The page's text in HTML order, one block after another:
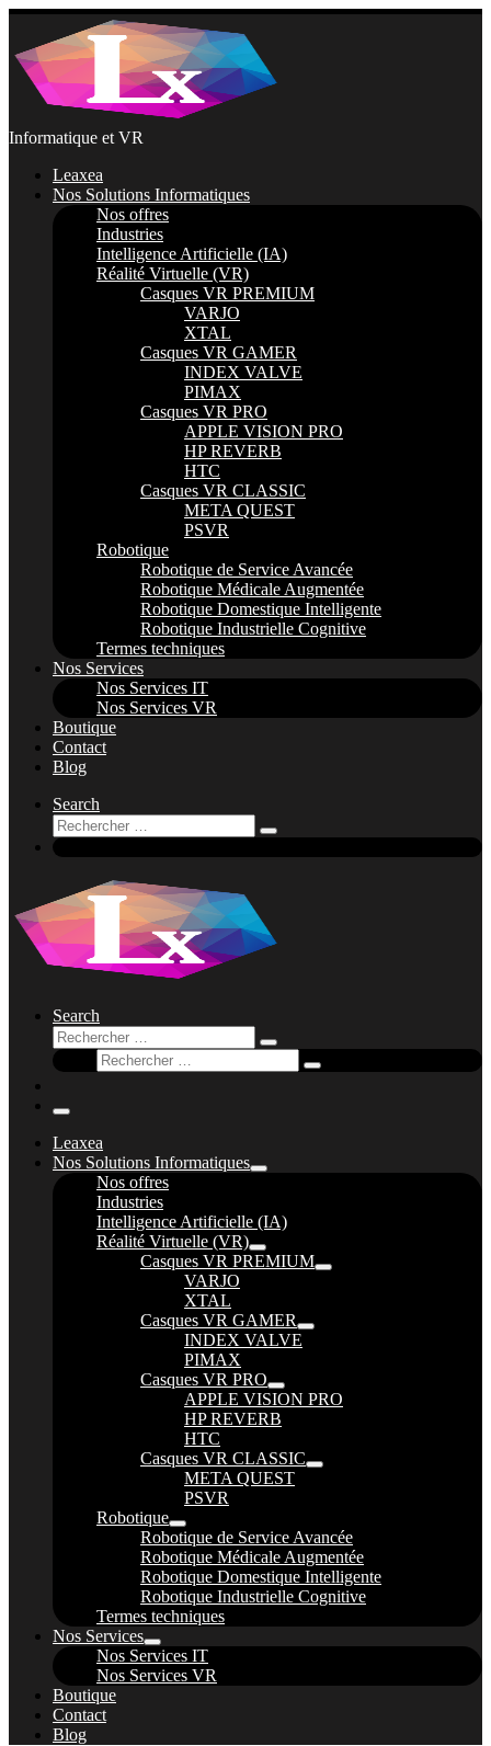
Passer
contenu
Informatique et VR
Leaxea
Nos Solutions Informatiques
Nos offres
Industries
Intelligence Artificielle (IA)
Réalité Virtuelle (VR)
Casques VR PREMIUM
VARJO
XTAL
Casques VR GAMER
INDEX VALVE
PIMAX
Casques VR PRO
APPLE VISION PRO
HP REVERB
HTC
Casques VR CLASSIC
META QUEST
PSVR
Robotique
Robotique de Service Avancée
Robotique Médicale Augmentée
Robotique Domestique Intelligente
Robotique Industrielle Cognitive
Termes techniques
Nos Services
Nos Services IT
Nos Services VR
Boutique
Contact
Blog
Search
Rechercher
Rechercher
…
Search
Rechercher
Rechercher
Rechercher
Rechercher
Menu
Leaxea
Nos Solutions Informatiques
Nos offres
Industries
Intelligence Artificielle (IA)
Réalité Virtuelle (VR)
Casques VR PREMIUM
VARJO
XTAL
Casques VR GAMER
INDEX VALVE
PIMAX
Casques VR PRO
APPLE VISION PRO
HP REVERB
HTC
Casques VR CLASSIC
META QUEST
PSVR
Robotique
Robotique de Service Avancée
Robotique Médicale Augmentée
Robotique Domestique Intelligente
Robotique Industrielle Cognitive
Termes techniques
Nos Services
Nos Services IT
Nos Services VR
Boutique
Contact
Blog